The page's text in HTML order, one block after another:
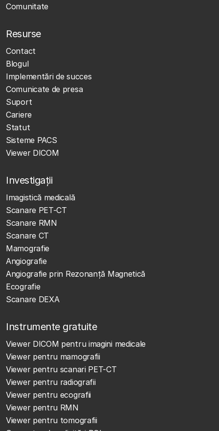
Comunitate
Resurse
Contact
Blogul
Implementări de succes
Comunicate de presa
Suport
Cariere
Statut
Sisteme PACS
Viewer DICOM
Investigații
Imagistică medicală
Scanare PET-CT
Scanare RMN
Scanare CT
Mamografie
Angiografie
Angiografie prin Rezonanță Magnetică
Ecografie
Scanare DEXA
Instrumente gratuite
Viewer DICOM pentru imagini medicale
Viewer pentru mamografii
Viewer pentru scanari PET-CT
Viewer pentru radiografii
Viewer pentru ecografii
Viewer pentru RMN
Viewer pentru tomografii